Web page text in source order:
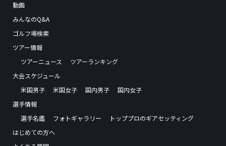
動画
みんなのQ&A
ゴルフ場検索
ツアー情報
ツアーニュース
ツアーランキング
大会スケジュール
米国男子
米国女子 国内男子
国内女子
選手情報
選手名鑑
フォトギャラリー
トッププロのギアセッティング
はじめての方へ